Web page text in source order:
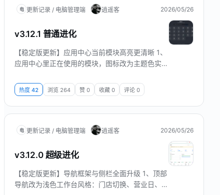
预览
电 更新记录 / 电脑管理端 逍遥客 2026/05/26
v3.12.1 普通进化
【稳定版更新】应用中心当前模块高亮更清晰 1、
应用中心里正在使用的模块，图标改为主题色实心
角增加「当前」角标，模块名称同步加亮为白色，
与审查稿一致。 界面预览
热度 42 浏览 264 赞 0 收藏 0 评论 0
电 更新记录 / 电脑管理端 逍遥客 2026/05/26
v3.12.0 超级进化
【稳定版更新】导航框架与侧栏全面升级 1、顶部
导航改为浅色工作台风格：门店切换、营业日、常